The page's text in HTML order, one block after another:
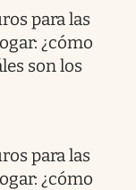
para las
¿cómo
son los
para las
¿cómo